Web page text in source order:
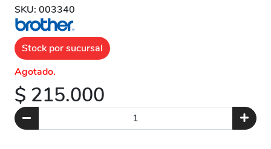
SKU: 003340
Stock por sucursal
Agotado.
$ 215.000